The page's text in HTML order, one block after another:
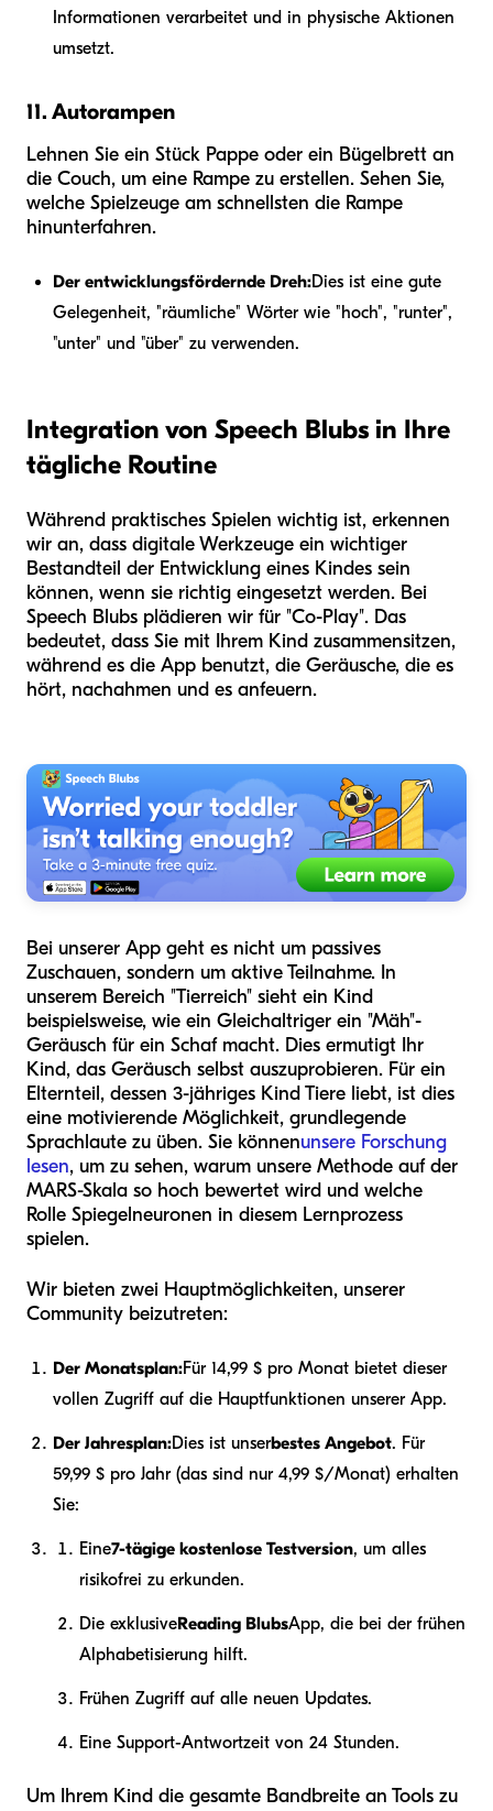
Informationen verarbeitet und in physische Aktionen
umsetzt.
11. Autorampen
Lehnen Sie ein Stück Pappe oder ein Bügelbrett an
die Couch, um eine Rampe zu erstellen. Sehen Sie,
welche Spielzeuge am schnellsten die Rampe
hinunterfahren.
Der entwicklungsfördernde Dreh:Dies ist eine gute
Gelegenheit, "räumliche" Wörter wie "hoch", "runter",
"unter" und "über" zu verwenden.
Integration von Speech Blubs in Ihre
tägliche Routine
Während praktisches Spielen wichtig ist, erkennen
wir an, dass digitale Werkzeuge ein wichtiger
Bestandteil der Entwicklung eines Kindes sein
können, wenn sie richtig eingesetzt werden. Bei
Speech Blubs plädieren wir für "Co-Play". Das
bedeutet, dass Sie mit Ihrem Kind zusammensitzen,
während es die App benutzt, die Geräusche, die es
hört, nachahmen und es anfeuern.
Bei unserer App geht es nicht um passives
Zuschauen, sondern um aktive Teilnahme. In
unserem Bereich "Tierreich" sieht ein Kind
beispielsweise, wie ein Gleichaltriger ein "Mäh"-
Geräusch für ein Schaf macht. Dies ermutigt Ihr
Kind, das Geräusch selbst auszuprobieren. Für ein
Elternteil, dessen 3-jähriges Kind Tiere liebt, ist dies
eine motivierende Möglichkeit, grundlegende
Sprachlaute zu üben. Sie könnenunsere Forschung
lesen, um zu sehen, warum unsere Methode auf der
MARS-Skala so hoch bewertet wird und welche
Rolle Spiegelneuronen in diesem Lernprozess
spielen.
Wir bieten zwei Hauptmöglichkeiten, unserer
Community beizutreten:
Der Monatsplan:Für 14,99 $ pro Monat bietet dieser
vollen Zugriff auf die Hauptfunktionen unserer App.
Der Jahresplan:Dies ist unserbestes Angebot. Für
59,99 $ pro Jahr (das sind nur 4,99 $/Monat) erhalten
Sie:
Eine7-tägige kostenlose Testversion, um alles
risikofrei zu erkunden.
Die exklusiveReading BlubsApp, die bei der frühen
Alphabetisierung hilft.
Frühen Zugriff auf alle neuen Updates.
Eine Support-Antwortzeit von 24 Stunden.
Um Ihrem Kind die gesamte Bandbreite an Tools zu